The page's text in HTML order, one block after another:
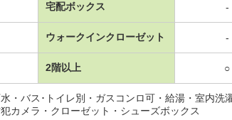
宅配ボックス -
ウォークインクローゼット -
2階以上 ○
・バス･トイレ別・ガスコンロ可・給湯・室内
カメラ・クローゼット・シューズボックス